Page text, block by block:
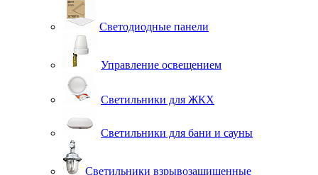
Светодиодные панели
Управление освещением
Светильники для ЖКХ
Светильники для бани и сауны
Светильники взрывозащищенные